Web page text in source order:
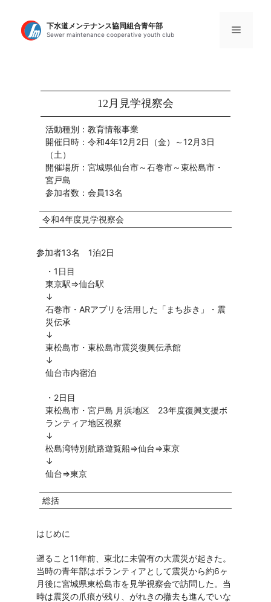
下水道メンテナンス協同組合青年部
Sewer maintenance cooperative youth club メ
12月見学視察会
活動種別：教育情報事業
開催日時：令和4年12月2日（金）～12月3日
（土）
開催場所：宮城県仙台市～石巻市～東松島市・
宮戸島
参加者数：会員13名
令和4年度見学視察会
参加者13名 1泊2日
・1日目
東京駅⇒仙台駅
↓
石巻市・ARアプリを活用した「まち歩き」・震
災伝承
↓
東松島市・東松島市震災復興伝承館
↓
仙台市内宿泊
・2日目
東松島市・宮戸島 月浜地区 23年度復興支援ボ
ランティア地区視察
↓
松島湾特別航路遊覧船⇒仙台⇒東京
↓
仙台⇒東京
総括
はじめに
遡ること11年前、東北に未曽有の大震災が起きた。
当時の青年部はボランティアとして震災から約6ヶ
月後に宮城県東松島市を見学視察会で訪問した。当
時は震災の爪痕が残り、がれきの撤去も進んでいな